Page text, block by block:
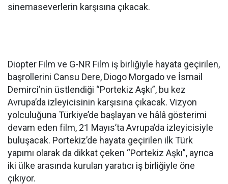
sinemaseverlerin karşısına çıkacak.
Diopter Film ve G-NR Film iş birliğiyle hayata geçirilen,
başrollerini Cansu Dere, Diogo Morgado ve İsmail
Demirci’nin üstlendiği “Portekiz Aşkı”, bu kez
Avrupa’da izleyicisinin karşısına çıkacak. Vizyon
yolculuğuna Türkiye’de başlayan ve hâlâ gösterimi
devam eden film, 21 Mayıs’ta Avrupa’da izleyicisiyle
buluşacak. Portekiz’de hayata geçirilen ilk Türk
yapımı olarak da dikkat çeken “Portekiz Aşkı”, ayrıca
iki ülke arasında kurulan yaratıcı iş birliğiyle öne
çıkıyor.